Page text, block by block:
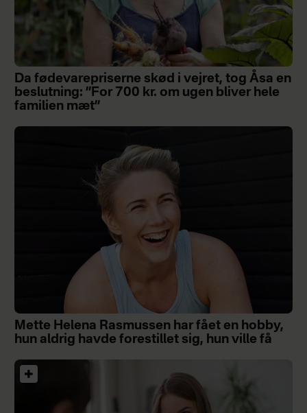
Da fødevarepriserne skød i vejret, tog Åsa en
beslutning: ”For 700 kr. om ugen bliver hele
familien mæt”
Mette Helena Rasmussen har fået en hobby,
hun aldrig havde forestillet sig, hun ville få